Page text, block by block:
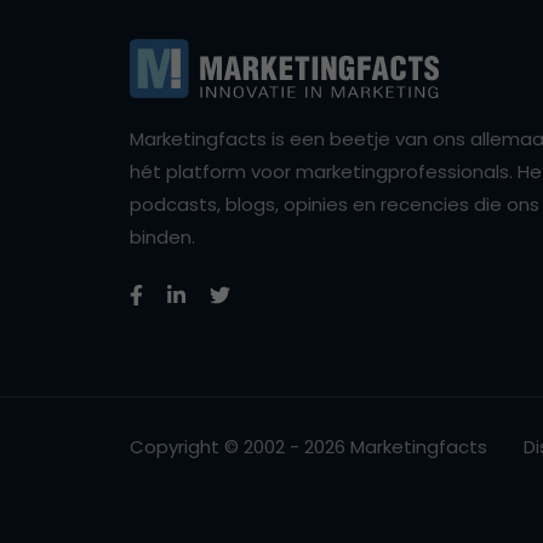
Marketingfacts is een beetje van ons
hét platform voor marketingprofessionals.
podcasts, blogs, opinies en recencies die
binden.
Copyright © 2002 - 2026 Marketingfacts